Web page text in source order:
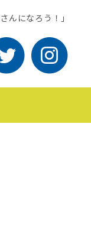
んになろう！」